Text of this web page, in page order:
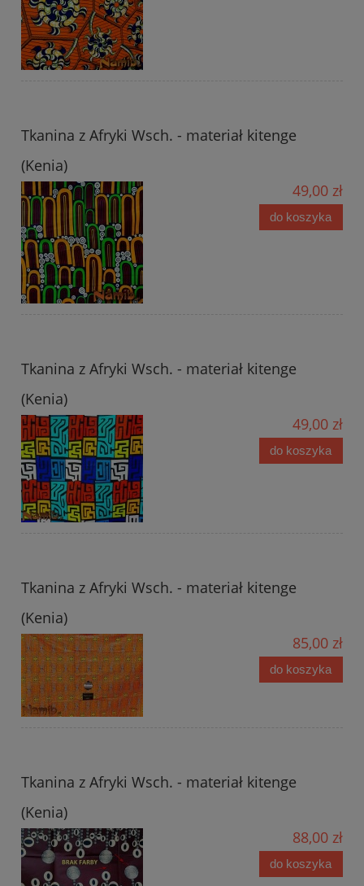
Tkanina z Afryki Wsch. - materiał kitenge
(Kenia)
49,00 zł
do koszyka
Tkanina z Afryki Wsch. - materiał kitenge
(Kenia)
49,00 zł
do koszyka
Tkanina z Afryki Wsch. - materiał kitenge
(Kenia)
85,00 zł
do koszyka
Tkanina z Afryki Wsch. - materiał kitenge
(Kenia)
88,00 zł
do koszyka